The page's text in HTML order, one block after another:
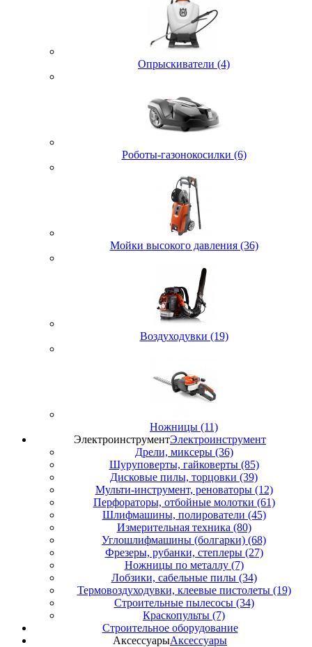
Опрыскиватели (4)
Роботы-газонокосилки (6)
Мойки высокого давления (36)
Воздуходувки (19)
Ножницы (11)
ЭлектроинструментЭлектроинструмент
Дрели, миксеры (36)
Шуруповерты, гайковерты (85)
Дисковые пилы, торцовки (39)
Мульти-инструмент, реноваторы (12)
Перфораторы, отбойные молотки (61)
Шлифмашины, полирователи (45)
Измерительная техника (80)
Углошлифмашины (болгарки) (68)
Фрезеры, рубанки, степлеры (27)
Ножницы по металлу (7)
Лобзики, сабельные пилы (34)
Термовоздуходувки, клеевые пистолеты (19)
Строительные пылесосы (34)
Краскопульты (7)
Строительное оборудование
АксессуарыАксессуары